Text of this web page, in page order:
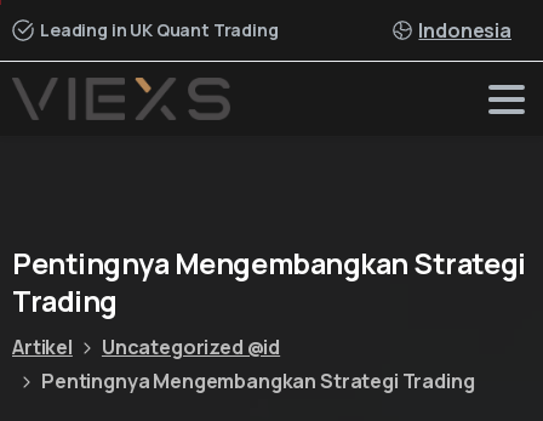
Leading in UK Quant Trading Indonesia
Pentingnya MengembangkanStrategi
Trading
Artikel
Uncategorized @id
Pentingnya Mengembangkan Strategi Trading